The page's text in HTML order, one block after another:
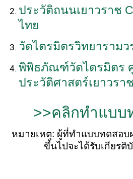
ประวัติถนนเยาวราช
ไทย
วัดไตรมิตรวิทยารามว
พิพิธภัณฑ์วัดไตรมิตร
ประวัติศาสตร์เยาวราช
>>คลิกทำแบบ
หมายเหตุ: ผู้ที่ทำแบบทดสอบ
ขึ้นไปจะได้รับเกียรติ